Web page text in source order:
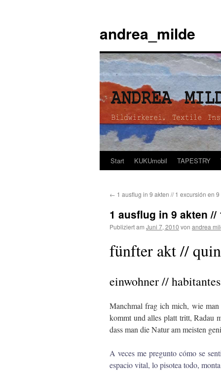
andrea_milde
Zum
springen
Start KUKUmobil TAPESTRY
← 1 ausflug in 9 akten // 1 excursión en
1 ausflug in 9 akten
Publiziert am Juni 7, 2010 von andrea
fünfter akt //
einwohner // habitantes
Manchmal frag ich mich, wie
kommt und alles platt tritt, Radau
dass man die Natur am meisten
A veces me pregunto cómo se
espacio vital, lo pisotea todo,